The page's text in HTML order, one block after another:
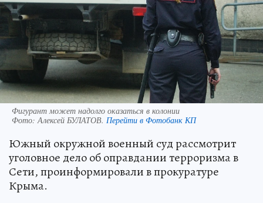
Фигурант может надолго оказаться в колонии
Фото:Алексей БУЛАТОВ. Перейти в Фотобанк КП
Южный окружной военный суд рассмотрит
уголовное дело об оправдании терроризма в
Сети, проинформировали в прокуратуре
Крыма.